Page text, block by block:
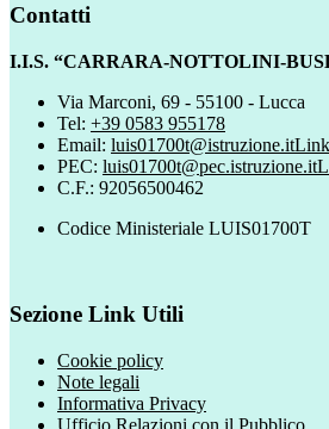
Contatti
I.I.S. “CARRARA-NOTTOLINI-
Via Marconi, 69 - 55100 - Lucca
Tel: +39 0583 955178
Email: luis01700t@istruzione.it
PEC: luis01700t@pec.istruzione.it
C.F.: 92056500462
Codice Ministeriale LUIS01700T
Sezione Link Utili
Cookie policy
Note legali
Informativa Privacy
Ufficio Relazioni con il Pubblico